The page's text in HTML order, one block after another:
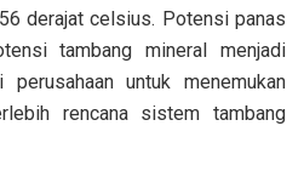
derajat celsius. Potensi panas
tambang mineral menjadi
untuk menemukan
rencana sistem tambang